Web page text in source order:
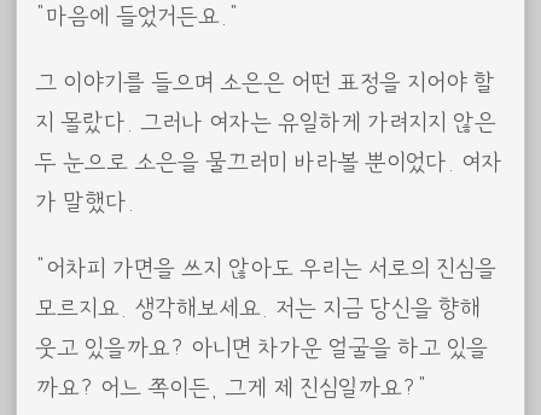
“마음에 들었거든요.”
그 이야기를 들으며 소은은 어떤 표정을 지어야 할
지 몰랐다. 그러나 여자는 유일하게 가려지지 않은
두 눈으로 소은을 물끄러미 바라볼 뿐이었다. 여자
가 말했다.
“어차피 가면을 쓰지 않아도 우리는 서로의 진심을
모르지요. 생각해보세요. 저는 지금 당신을 향해
웃고 있을까요? 아니면 차가운 얼굴을 하고 있을
까요? 어느 쪽이든, 그게 제 진심일까요?”